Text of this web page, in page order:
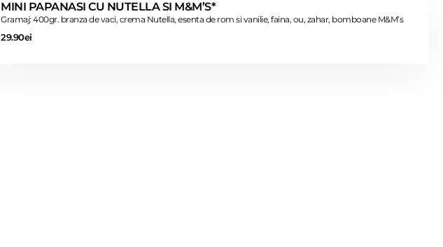
MINI PAPANASI CU NUTELLA SI M&M’S*
Gramaj: 400gr. branza de vaci, crema Nutella, esenta de rom si vanilie, faina, ou, zahar, bomboane M&M’s
29.90ei